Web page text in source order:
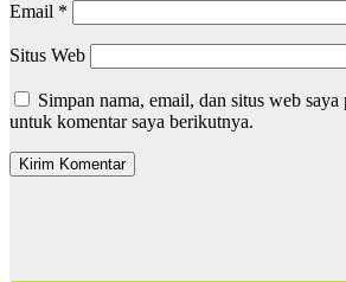
Email *
Situs Web
Simpan nama, email, dan situs web saya
untuk komentar saya berikutnya.